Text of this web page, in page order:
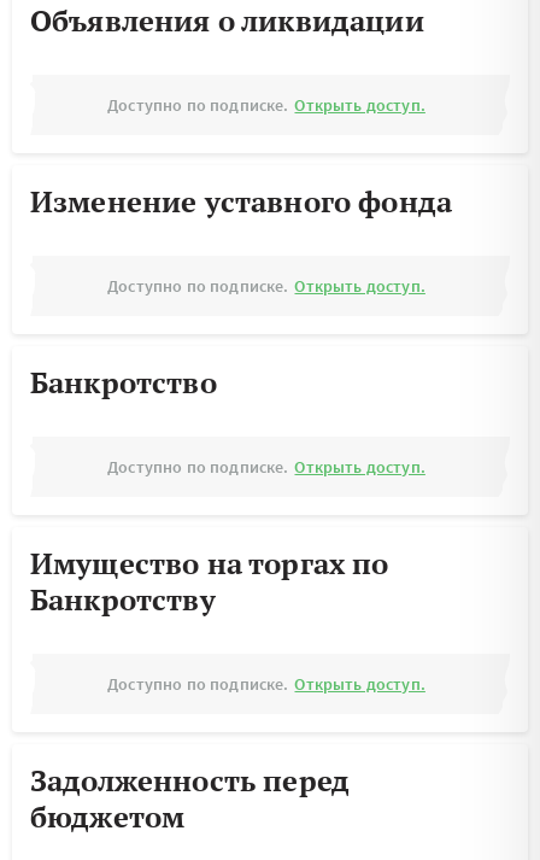
Объявления о ликвидации
Доступно по подписке. Открыть доступ.
Изменение уставного фонда
Доступно по подписке. Открыть доступ.
Банкротство
Доступно по подписке. Открыть доступ.
Имущество на торгах по
Банкротству
Доступно по подписке. Открыть доступ.
Задолженность перед
бюджетом